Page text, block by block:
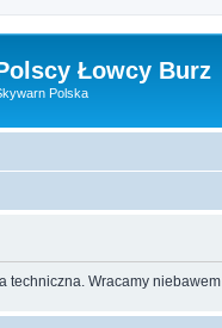
Łowcy Burz
Polska
techniczna. Wracamy niebawem